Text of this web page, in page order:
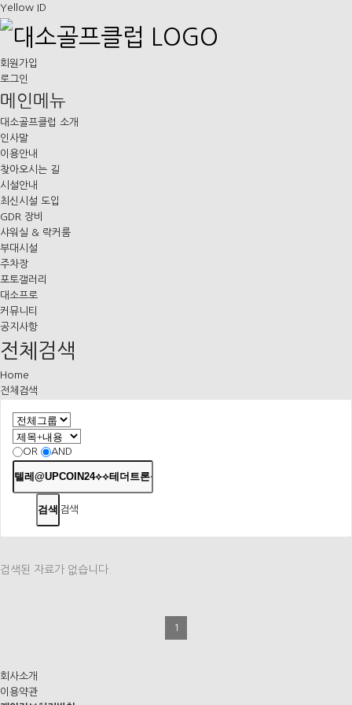
Yellow ID
회원가입
로그인
메인메뉴
대소골프클럽 소개
인사말
이용안내
찾아오시는 길
시설안내
최신시설 도입
GDR 장비
샤워실 & 락커룸
부대시설
주차장
포토갤러리
대소프로
커뮤니티
공지사항
전체검색
Home
전체검색
OR AND
검색
검색된 자료가 없습니다.
1
회사소개
이용약관